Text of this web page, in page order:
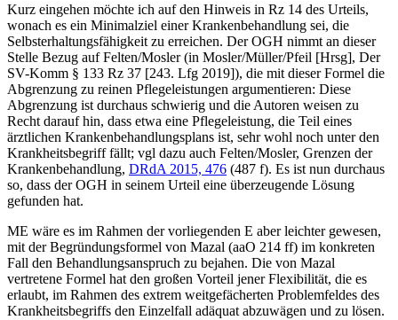
Kurz eingehen möchte ich auf den Hinweis in Rz 14 des Urteils,
wonach es ein Minimalziel einer Krankenbehandlung sei, die
Selbsterhaltungsfähigkeit zu erreichen. Der OGH nimmt an dieser
Stelle Bezug aufFelten/Mosler(in Mosler/Müller/Pfeil [Hrsg], Der
SV-Komm § 133 Rz 37 [243. Lfg 2019]), die mit dieser Formel die
Abgrenzung zu reinen Pflegeleistungen argumentieren: Diese
Abgrenzung ist durchaus schwierig und die Autoren weisen zu
Recht darauf hin, dass etwa eine Pflegeleistung, die Teil eines
ärztlichen Krankenbehandlungsplans ist, sehr wohl noch unter den
Krankheitsbegriff fällt; vgl dazu auch Felten/Mosler, Grenzen der
Krankenbehandlung, DRdA 2015, 476 (487 f). Es ist nun durchaus
so, dass der OGH in seinem Urteil eine überzeugende Lösung
gefunden hat.
ME wäre es im Rahmen der vorliegenden E aber leichter gewesen,
mit der Begründungsformel von Mazal (aaO 214 ff) im konkreten
Fall den Behandlungsanspruch zu bejahen. Die von Mazal
vertretene Formel hat den großen Vorteil jener Flexibilität, die es
erlaubt, im Rahmen des extrem weitgefächerten Problemfeldes des
Krankheitsbegriffs den Einzelfall adäquat abzuwägen und zu lösen.